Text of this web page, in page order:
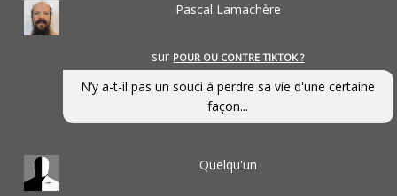
Pascal Lamachère
sur POUR OU CONTRE TIKTOK ?
N’y a-t-il pas un souci à perdre sa vie d'une certaine
façon...
Quelqu'un